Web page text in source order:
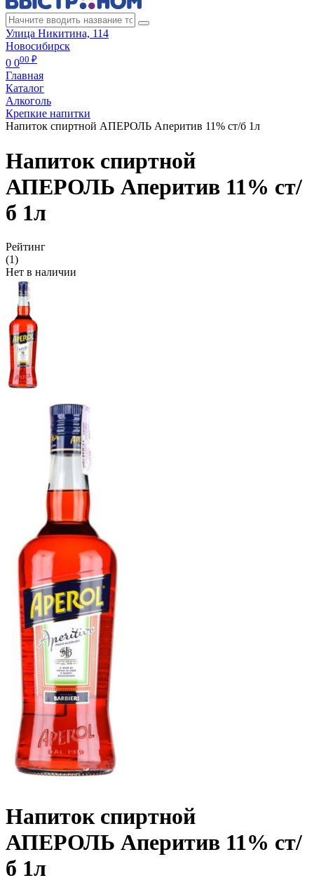
Улица Никитина, 114
Новосибирск
0 000 ₽
Главная
Каталог
Алкоголь
Крепкие напитки
Напиток спиртной АПЕРОЛЬ Аперитив 11% ст/б 1л
Напиток спиртной
АПЕРОЛЬ Аперитив 11% ст/
б 1л
Рейтинг
(1)
Нет в наличии
Напиток спиртной
АПЕРОЛЬ Аперитив 11% ст/
б 1л